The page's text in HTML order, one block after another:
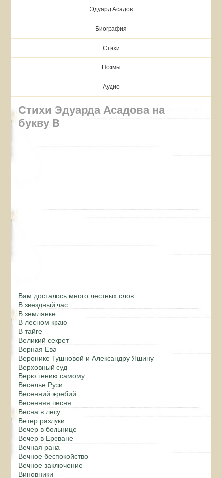
Эдуард Асадов
Биография
Стихи
Поэмы
Аудио
Стихи Эдуарда Асадова на
букву В
Вам досталось много лестных слов
В звездный час
В землянке
В лесном краю
В тайге
Великий секрет
Верная Ева
Веронике Тушновой и Александру Яшину
Верховный суд
Верю гению самому
Веселье Руси
Весенний жребий
Весенняя песня
Весна в лесу
Ветер разлуки
Вечер в больнице
Вечер в Ереване
Вечная рана
Вечное беспокойство
Вечное заключение
Виновники